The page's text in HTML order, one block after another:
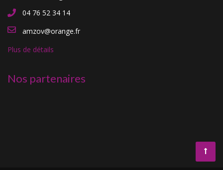
04 76 52 34 14
amzov@orange.fr
Plus de détails
Nos partenaires